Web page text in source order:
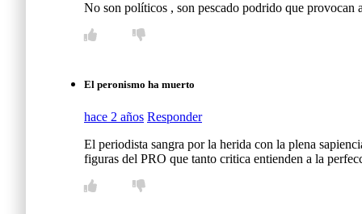
No son políticos , son pescado podrido que provocan
El peronismo ha muerto
hace 2 años Responder
El periodista sangra por la herida con la plena
figuras del PRO que tanto critica entienden a la